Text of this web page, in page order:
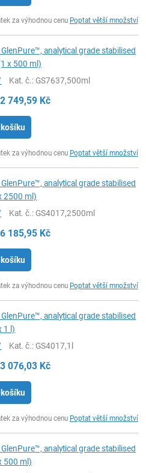
za výhodnou cenu Poptat větší množství
GlenPure™, analytical grade stabilised
x 500 ml)
Kat. č.: GS7637,500ml
2 749,59 Kč
za výhodnou cenu Poptat větší množství
GlenPure™, analytical grade stabilised
2500 ml)
Kat. č.: GS4017,2500ml
6 185,95 Kč
za výhodnou cenu Poptat větší množství
GlenPure™, analytical grade stabilised
1 l)
Kat. č.: GS4017,1l
3 076,03 Kč
za výhodnou cenu Poptat větší množství
GlenPure™, analytical grade stabilised
500 ml)